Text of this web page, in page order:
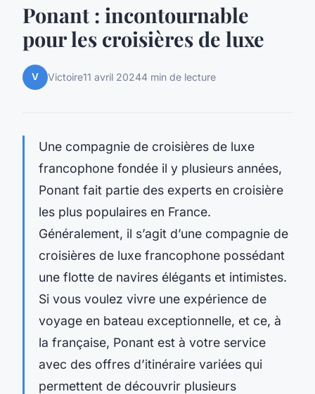
Ponant : incontournable
pour les croisières de luxe
V Victoire11 avril 20244 min de lecture
Une compagnie de croisières de luxe
francophone fondée il y plusieurs années,
Ponant fait partie des experts en croisière
les plus populaires en France.
Généralement, il s’agit d’une compagnie de
croisières de luxe francophone possédant
une flotte de navires élégants et intimistes.
Si vous voulez vivre une expérience de
voyage en bateau exceptionnelle, et ce, à
la française, Ponant est à votre service
avec des offres d’itinéraire variées qui
permettent de découvrir plusieurs